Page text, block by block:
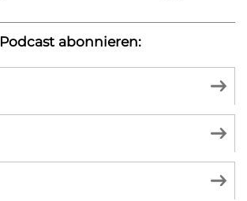
Podcast abonnieren: